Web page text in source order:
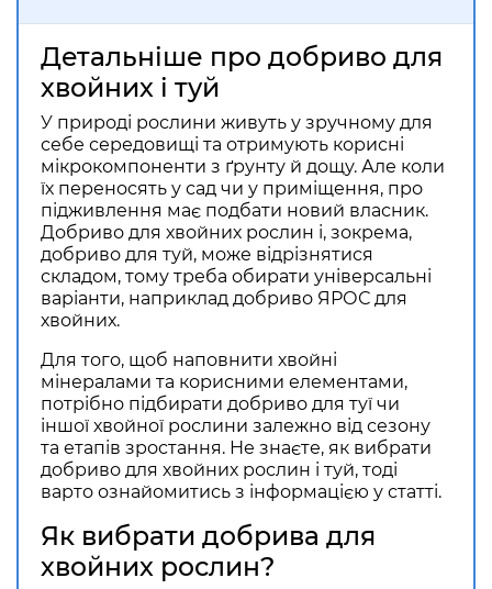
Детальніше про добриво для
хвойних і туй
У природі рослини живуть у зручному для
себе середовищі та отримують корисні
мікрокомпоненти з ґрунту й дощу. Але коли
їх переносять у сад чи у приміщення, про
підживлення має подбати новий власник.
Добриво для хвойних рослин і, зокрема,
добриво для туй, може відрізнятися
складом, тому треба обирати універсальні
варіанти, наприклад добриво ЯРОС для
хвойних.
Для того, щоб наповнити хвойні
мінералами та корисними елементами,
потрібно підбирати добриво для туї чи
іншої хвойної рослини залежно від сезону
та етапів зростання. Не знаєте, як вибрати
добриво для хвойних рослин і туй, тоді
варто ознайомитись з інформацією у статті.
Як вибрати добрива для
хвойних рослин?